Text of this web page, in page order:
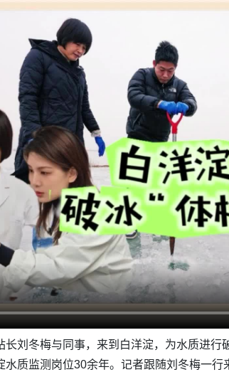
刘冬梅与同事，来到白洋淀，为水质进行破
质监测岗位30余年。记者跟随刘冬梅一